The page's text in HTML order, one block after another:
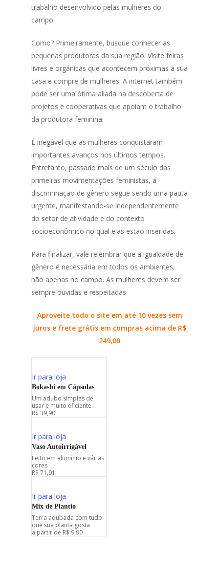
trabalho desenvolvido pelas mulheres do
campo.
Como? Primeiramente, busque conhecer as
pequenas produtoras da sua região. Visite feiras
livres e orgânicas que acontecem próximas à sua
casa e compre de mulheres. A internet também
pode ser uma ótima aliada na descoberta de
projetos e cooperativas que apoiam o trabalho
da produtora feminina.
É inegável que as mulheres conquistaram
importantes avanços nos últimos tempos.
Entretanto, passado mais de um século das
primeiras movimentações feministas, a
discriminação de gênero segue sendo uma pauta
urgente, manifestando-se independentemente
do setor de atividade e do contexto
socioeconômico no qual elas estão inseridas.
Para finalizar, vale relembrar que a igualdade de
gênero é necessária em todos os ambientes,
não apenas no campo. As mulheres devem ser
sempre ouvidas e respeitadas.
Aproveite todo o site em até 10 vezes sem
juros e frete grátis em compras acima de R$
249,00
Ir para loja
Bokashi em Cápsulas
Um adubo simples de
usar e muito eficiente
R$ 39,90
Ir para loja
Vaso Autoirrigável
Feito em alumínio e várias
cores
R$ 71,91
Ir para loja
Mix de Plantio
Terra adubada com tudo
que sua planta gosta
a partir de R$ 9,90